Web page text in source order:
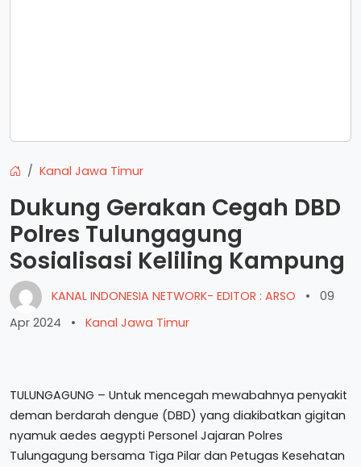
Kanal Jawa Timur
Dukung Gerakan Cegah DBD
Polres Tulungagung
Sosialisasi Keliling Kampung
KANAL INDONESIA NETWORK- EDITOR : ARSO •
09
Apr 2024
• Kanal Jawa Timur
TULUNGAGUNG – Untuk mencegah mewabahnya penyakit
deman berdarah dengue (DBD) yang diakibatkan gigitan
nyamuk aedes aegypti Personel Jajaran Polres
Tulungagung bersama Tiga Pilar dan Petugas Kesehatan